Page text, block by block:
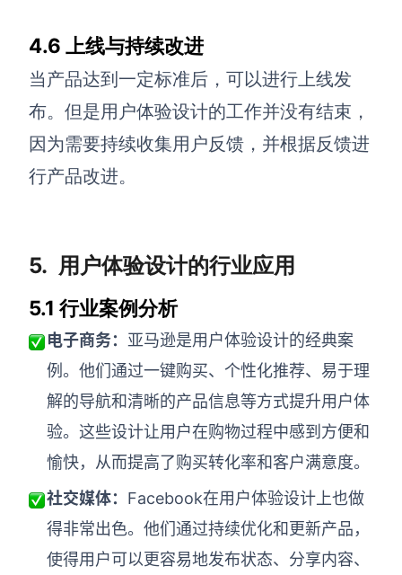
4.6 上线与持续改进
当产品达到一定标准后，可以进行上线发
布。但是用户体验设计的工作并没有结束，
因为需要持续收集用户反馈，并根据反馈进
行产品改进。
5. 用户体验设计的行业应用
5.1 行业案例分析
电子商务： 亚马逊是用户体验设计的经典案
例。他们通过一键购买、个性化推荐、易于理
解的导航和清晰的产品信息等方式提升用户体
验。这些设计让用户在购物过程中感到方便和
愉快，从而提高了购买转化率和客户满意度。
社交媒体： Facebook在用户体验设计上也做
得非常出色。他们通过持续优化和更新产品，
使得用户可以更容易地发布状态、分享内容、